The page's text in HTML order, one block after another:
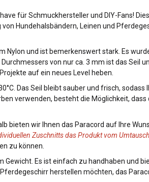
für Schmuckhersteller und DIY-Fans!
Hundehalsbändern, Leinen und
und ist bemerkenswert stark. Es
von nur ca. 3 mm ist das Seil
auf ein neues Level heben.
Das Seil bleibt sauber und frisch,
verwenden, besteht die Möglichkeit,
bieten wir Ihnen das Paracord auf Ihre
Zuschnitts das Produkt vom
zu können.
Es ist einfach zu handhaben und
herstellen möchten, das